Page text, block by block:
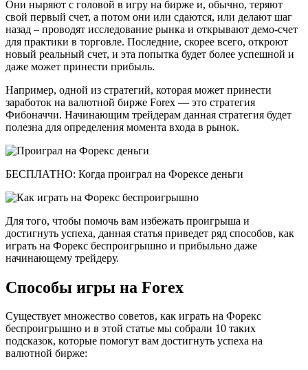
Они ныряют с головой в игру на бирже и, обычно, теряют
свой первый счет, а потом они или сдаются, или делают шаг
назад – проводят исследование рынка и открывают демо-счет
для практики в торговле. Последние, скорее всего, откроют
новый реальный счет, и эта попытка будет более успешной и
даже может принести прибыль.
Например, одной из стратегий, которая может принести
заработок на валютной бирже Forex — это стратегия
Фибоначчи. Начинающим трейдерам данная стратегия будет
полезна для определения момента входа в рынок.
БЕСПЛАТНО: Когда проиграл на Форексе деньги
Для того, чтобы помочь вам избежать проигрыша и
достигнуть успеха, данная статья приведет ряд способов, как
играть на Форекс беспроигрышно и прибыльно даже
начинающему трейдеру.
Способы игры на Forex
Существует множество советов, как играть на Форекс
беспроигрышно и в этой статье мы собрали 10 таких
подсказок, которые помогут вам достигнуть успеха на
валютной бирже: